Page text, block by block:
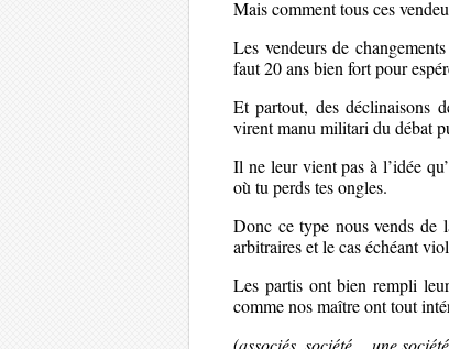
Mais comment tous ces
Les vendeurs de
faut 20 ans bien fort pour
Et partout, des déclinaisons
virent manu militari du débat
Il ne leur vient pas à l’idée
où tu perds tes ongles.
Donc ce type nous vends de
arbitraires et le cas échéant
Les partis ont bien rempli
comme nos maître ont tout
(associés, société… une